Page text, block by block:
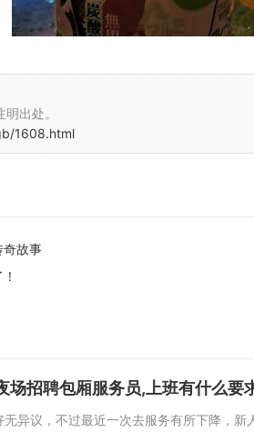
出处。
1608.html
奇故事
场招聘包厢服务员,上班有什么要
议，不过最近一次去服务有所下降，新